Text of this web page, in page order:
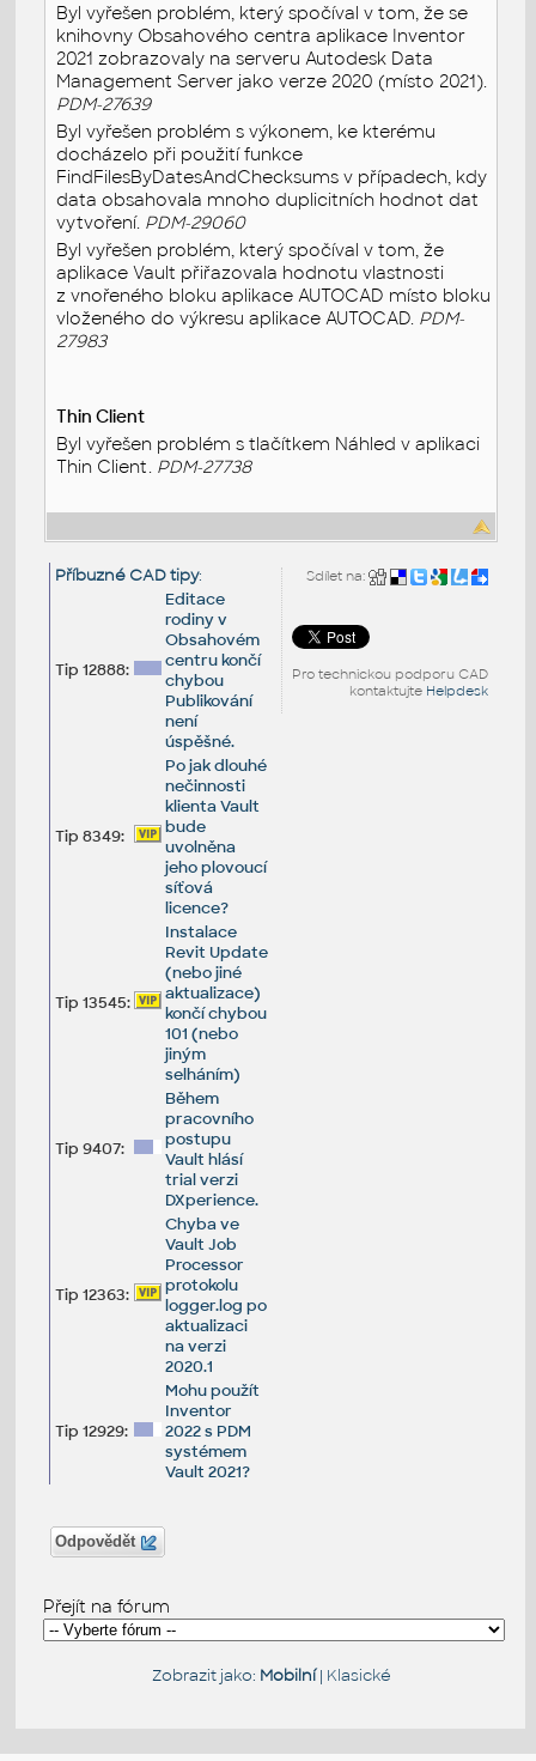
Byl vyřešen problém, který spočíval v tom, že se
knihovny Obsahového centra aplikace Inventor
2021 zobrazovaly na serveru Autodesk Data
Management Server jako verze 2020 (místo 2021).
PDM-27639
Byl vyřešen problém s výkonem, ke kterému
docházelo při použití funkce
FindFilesByDatesAndChecksums v případech, kdy
data obsahovala mnoho duplicitních hodnot dat
vytvoření. PDM-29060
Byl vyřešen problém, který spočíval v tom, že
aplikace Vault přiřazovala hodnotu vlastnosti
z vnořeného bloku aplikace AUTOCAD místo bloku
vloženého do výkresu aplikace AUTOCAD. PDM-
27983
Thin Client
Byl vyřešen problém s tlačítkem Náhled v aplikaci
Thin Client. PDM-27738
Sdílet na:
Pro technickou podporu CAD
kontaktujte Helpdesk
Příbuzné CAD tipy:
Tip 12888:
Editace
rodiny v
Obsahovém
centru končí
chybou
Publikování
není
úspěšné.
Tip 8349:
Po jak dlouhé
nečinnosti
klienta Vault
bude
uvolněna
jeho plovoucí
síťová
licence?
Tip 13545:
Instalace
Revit Update
(nebo jiné
aktualizace)
končí chybou
101 (nebo
jiným
selháním)
Tip 9407:
Během
pracovního
postupu
Vault hlásí
trial verzi
DXperience.
Tip 12363:
Chyba ve
Vault Job
Processor
protokolu
logger.log po
aktualizaci
na verzi
2020.1
Tip 12929:
Mohu použít
Inventor
2022 s PDM
systémem
Vault 2021?
Odpovědět
Přejít na fórum
Zobrazit jako: Mobilní| Klasické